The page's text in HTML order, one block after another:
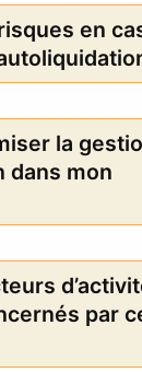
en
la
dans mon
par